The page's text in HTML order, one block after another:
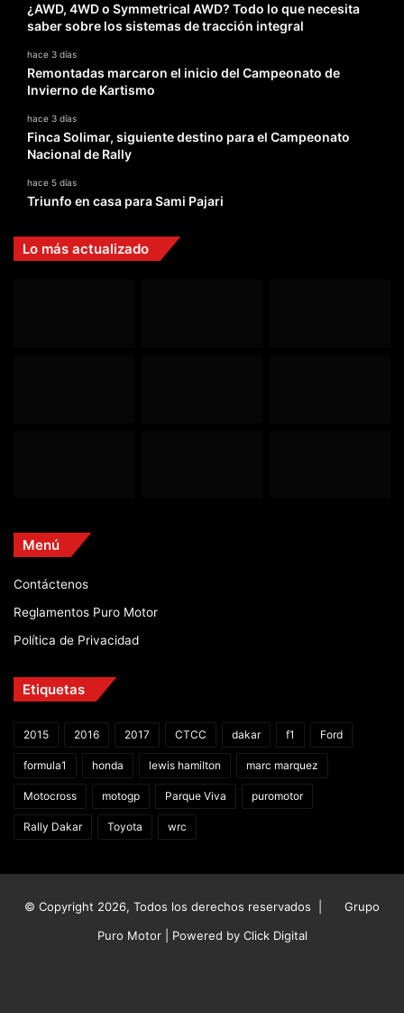
¿AWD, 4WD o Symmetrical AWD? Todo lo que necesita
saber sobre los sistemas de tracción integral
hace 3 días
Remontadas marcaron el inicio del Campeonato de
Invierno de Kartismo
hace 3 días
Finca Solimar, siguiente destino para el Campeonato
Nacional de Rally
hace 5 días
Triunfo en casa para Sami Pajari
Lo más actualizado
Menú
Contáctenos
Reglamentos Puro Motor
Política de Privacidad
Etiquetas
2015 2016 2017 CTCC dakar f1 Ford
formula1 honda lewis hamilton marc marquez
Motocross motogp Parque Viva puromotor
Rally Dakar Toyota wrc
© Copyright 2026, Todos los derechos reservados |
Grupo
Puro Motor | Powered by Click Digital